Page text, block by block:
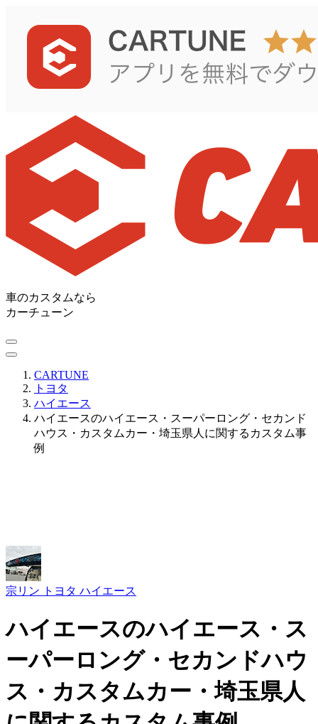
車のカスタムなら
カーチューン
CARTUNE
トヨタ
ハイエース
ハイエースのハイエース・スーパーロング・セカンド
ハウス・カスタムカー・埼玉県人に関するカスタム事
例
宗リン トヨタ ハイエース
ハイエースのハイエース・ス
ーパーロング・セカンドハウ
ス・カスタムカー・埼玉県人